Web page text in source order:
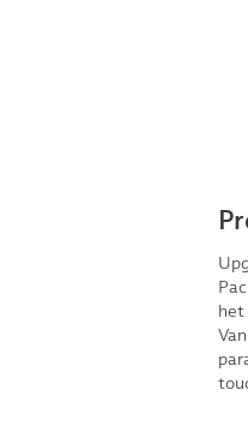
het